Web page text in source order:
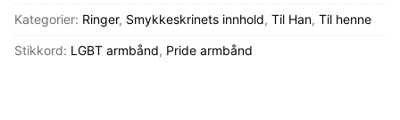
kjærligheten
antall
Kategorier: Ringer, Smykkeskrinets innhold, Til Han, Til henne
Stikkord: LGBT armbånd, Pride armbånd